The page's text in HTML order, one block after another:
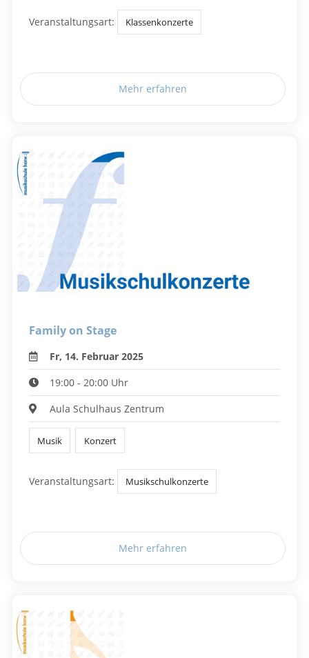
Veranstaltungsart: Klassenkonzerte
Mehr erfahren
Family on Stage
Fr, 14. Februar 2025
19:00 - 20:00 Uhr
Aula Schulhaus Zentrum
Musik Konzert
Veranstaltungsart: Musikschulkonzerte
Mehr erfahren